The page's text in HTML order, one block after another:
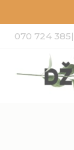
070 724 385|